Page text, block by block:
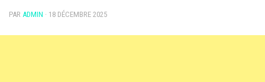
PAR ADMIN · 18 DÉCEMBRE 2025